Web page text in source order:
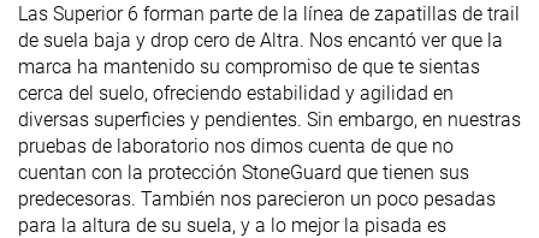
Las Superior 6 forman parte de la línea de zapatillas de trail
de suela baja y drop cero de Altra. Nos encantó ver que la
marca ha mantenido su compromiso de que te sientas
cerca del suelo, ofreciendo estabilidad y agilidad en
diversas superficies y pendientes. Sin embargo, en nuestras
pruebas de laboratorio nos dimos cuenta de que no
cuentan con la protección StoneGuard que tienen sus
predecesoras. También nos parecieron un poco pesadas
para la altura de su suela, y a lo mejor la pisada es